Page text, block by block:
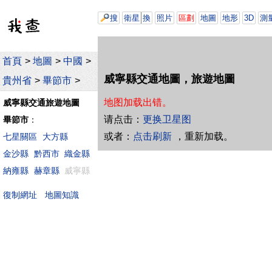
首頁 > 地圖 > 中國 >
貴州省 > 畢節市 >
威寧縣交通旅遊地圖
畢節市 ：
七星關區
大方縣
金沙縣 黔西市 織金縣
納雍縣 赫章縣 威寧縣
地圖知識
搜 衛星 換 照片 區劃 地圖 地形 3D 測
威寧縣交通地圖，旅遊地圖
地图加载出错。
请点击： 更换卫星图
或者： 点击刷新 ，重新加载。